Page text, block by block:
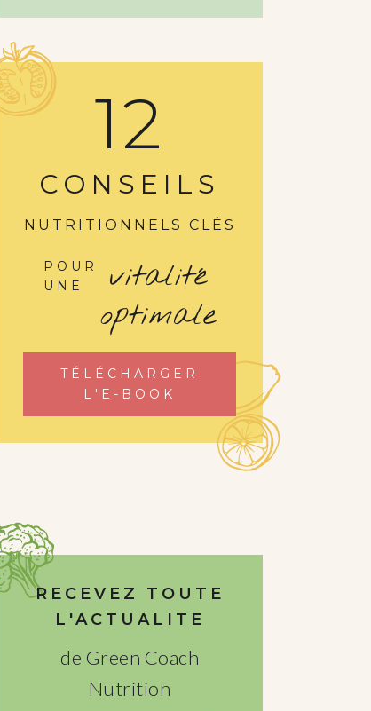
12
CONSEILS
NUTRITIONNELS CLÉS
POUR
UNE
vitalité
optimale
TÉLÉCHARGER
L'E-BOOK
RECEVEZ TOUTE
L'ACTUALITE
de Green Coach
Nutrition